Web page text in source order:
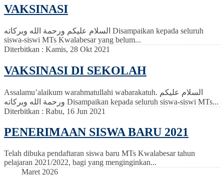
VAKSINASI
السلام عليكم ورحمة الله وبركاته Disampaikan kepada seluruh
siswa-siswi MTs Kwalabesar yang belum...
Diterbitkan : Kamis, 28 Okt 2021
VAKSINASI DI SEKOLAH
Assalamu’alaikum warahmatullahi wabarakatuh. السلام عليكم
ورحمة الله وبركاته Disampaikan kepada seluruh siswa-siswi MTs...
Diterbitkan : Rabu, 16 Jun 2021
PENERIMAAN SISWA BARU 2021
Telah dibuka pendaftaran siswa baru MTs Kwalabesar tahun
pelajaran 2021/2022, bagi yang menginginkan...
Maret 2026